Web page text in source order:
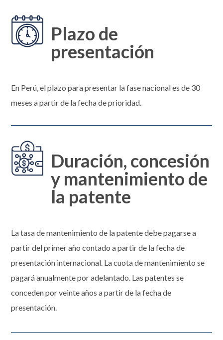
Plazo de
presentación
En Perú, el plazo para presentar la fase nacional es de 30
meses a partir de la fecha de prioridad.
Duración, concesión
y mantenimiento de
la patente
La tasa de mantenimiento de la patente debe pagarse a
partir del primer año contado a partir de la fecha de
presentación internacional. La cuota de mantenimiento se
pagará anualmente por adelantado. Las patentes se
conceden por veinte años a partir de la fecha de
presentación.